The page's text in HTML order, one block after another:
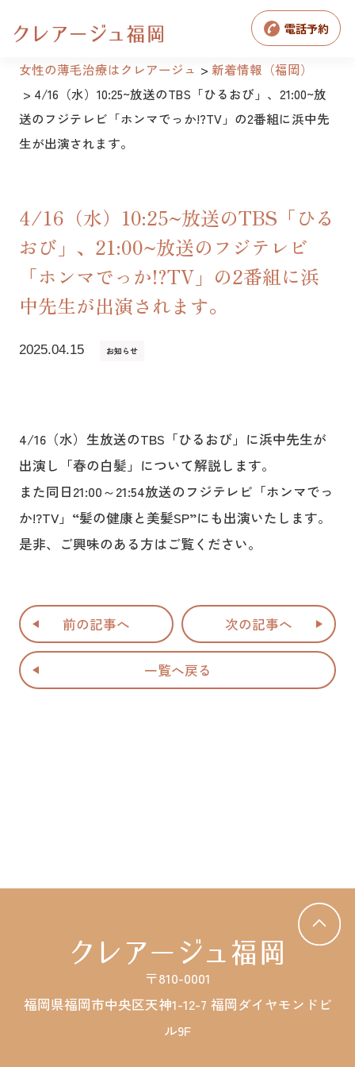
電話予約
女性の薄毛治療はクレアージュ
新着情報（福岡）
4/16（水）10:25~放送のTBS「ひるおび」、21:00~放
送のフジテレビ「ホンマでっか!?TV」の2番組に浜中先
生が出演されます。
4/16（水）10:25~放送のTBS「ひる
おび」、21:00~放送のフジテレビ
「ホンマでっか!?TV」の2番組に浜
中先生が出演されます。
2025.04.15 お知らせ
4/16（水）生放送のTBS「ひるおび」に浜中先生が
出演し「春の白髪」について解説します。
また同日21:00～21:54放送の フジテレビ「ホンマでっ
か!?TV」“髪の健康と美髪SP”にも出演いたします。
是非、ご興味のある方はご覧ください。
前の記事へ
一覧へ戻る
次の記事へ
〒810-0001
福岡県福岡市中央区天神1-12-7 福岡ダイヤモンドビ
ル9F